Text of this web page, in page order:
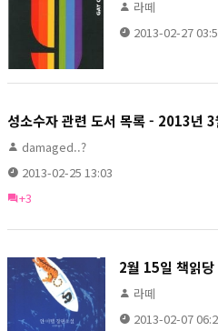
라떼
2013-02-27
성소수자 관련 도서 목록 - 2013년
damaged..?
2013-02-25 13:03
+3
2월 15일 책읽당
라떼
2013-02-07